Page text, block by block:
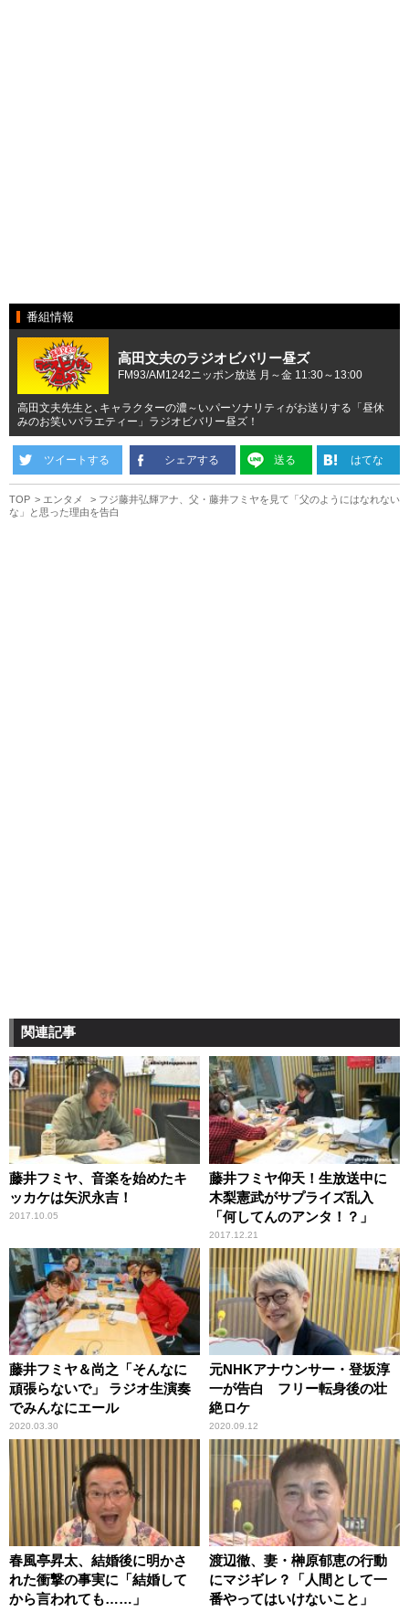
番組情報
高田文夫のラジオビバリー昼ズ
FM93/AM1242ニッポン放送 月～金 11:30～13:00
高田文夫先生と､キャラクターの濃～いパーソナリティがお送りする「昼休
みのお笑いバラエティー」ラジオビバリー昼ズ！
ツイートする シェアする 送る はてな
TOP エンタメ
フジ藤井弘輝アナ、父・藤井フミヤを見て「父のようにはなれない
な」と思った理由を告白
関連記事
藤井フミヤ、音楽を始めたキ
ッカケは矢沢永吉！
2017.10.05
藤井フミヤ仰天！生放送中に
木梨憲武がサプライズ乱入
「何してんのアンタ！？」
2017.12.21
藤井フミヤ＆尚之「そんなに
頑張らないで」 ラジオ生演奏
でみんなにエール
2020.03.30
元NHKアナウンサー・登坂淳
一が告白 フリー転身後の壮
絶ロケ
2020.09.12
春風亭昇太、結婚後に明かさ
れた衝撃の事実に「結婚して
から言われても……」
渡辺徹、妻・榊原郁恵の行動
にマジギレ？「人間として一
番やってはいけないこと」